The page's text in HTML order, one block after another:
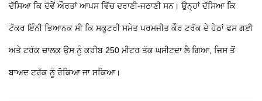
ਦੱਸਿਆ ਕਿ ਦੋਵੇਂ ਔਰਤਾਂ ਆਪਸ ਵਿੱਚ ਦਰਾਣੀ-ਜਠਾਣੀ ਸਨ। ਉਨ੍ਹਾਂ ਦੱਸਿਆ ਕਿ
ਟੱਕਰ ਇੰਨੀ ਭਿਆਨਕ ਸੀ ਕਿ ਸਕੂਟਰੀ ਸਮੇਤ ਪਰਮਜੀਤ ਕੌਰ ਟਰੱਕ ਦੇ ਹੇਠਾਂ ਫਸ ਗਈ
ਅਤੇ ਟਰੱਕ ਚਾਲਕ ਉਸ ਨੂੰ ਕਰੀਬ 250 ਮੀਟਰ ਤੱਕ ਘਸੀਟਦਾ ਲੈ ਗਿਆ, ਜਿਸ ਤੋਂ
ਬਾਅਦ ਟਰੱਕ ਨੂੰ ਰੋਕਿਆ ਜਾ ਸਕਿਆ।